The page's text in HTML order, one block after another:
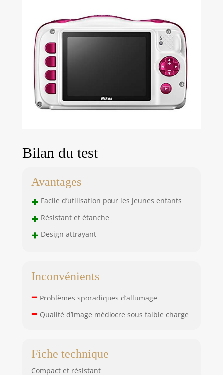
Bilan du test
Avantages
+ Facile d’utilisation pour les jeunes enfants
+ Résistant et étanche
+ Design attrayant
Inconvénients
– Problèmes sporadiques d’allumage
– Qualité d’image médiocre sous faible charge
Fiche technique
Compact et résistant